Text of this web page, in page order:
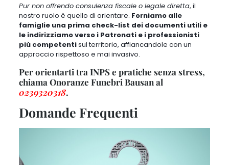
Pur non offrendo consulenza fiscale o legale diretta, il
nostro ruolo è quello di orientare. Forniamo alle
famiglie una prima check-list dei documenti utili e
le indirizziamo verso i Patronati e i professionisti
più competentisul territorio, affiancandole con un
approccio rispettoso e mai invasivo.
Per orientarti tra INPS e pratiche senza stress,
chiama Onoranze Funebri Bausan al
0239320318.
Domande Frequenti